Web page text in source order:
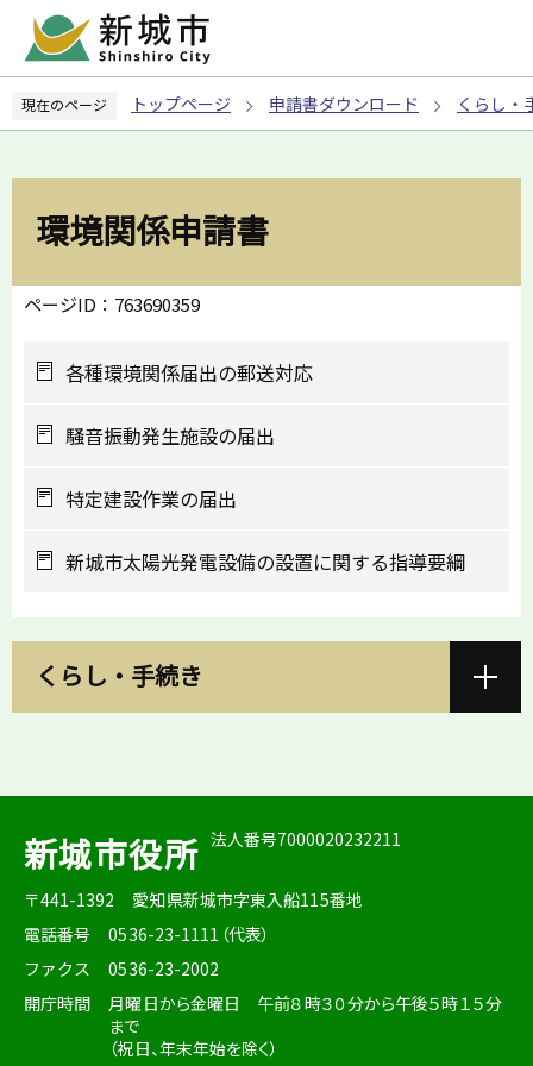
ペ
の
現在のページ トップページ 申請書ダウンロード くらし・
環境関係申請書
ページID：763690359
各種環境関係届出の郵送対応
騒音振動発生施設の届出
特定建設作業の届出
新城市太陽光発電設備の設置に関する指導要綱
くらし・手続き
新城市役所 法人番号7000020232211
〒441-1392
愛知県新城市字東入船115番地
電話番号
0536-23-1111（代表）
ファクス
0536-23-2002
開庁時間
月曜日から金曜日 午前８時３０分から午後５時１５分
まで
（祝日、年末年始を除く）